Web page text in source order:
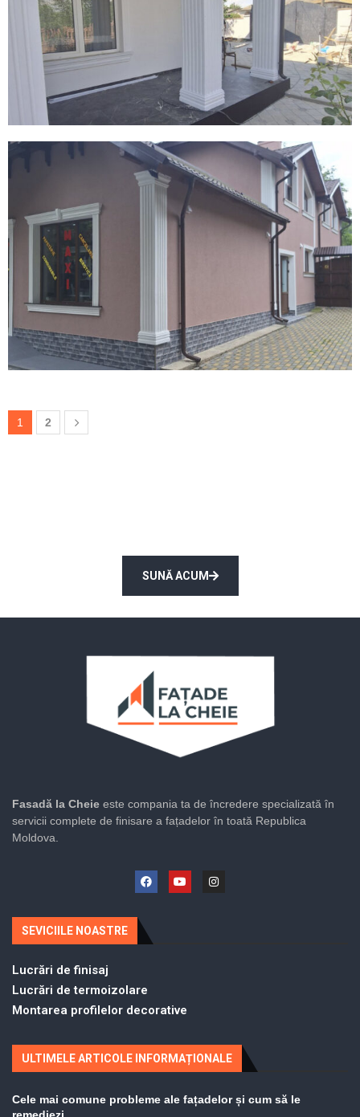
1 2
SUNĂ ACUM
Fasadă la Cheie este compania ta de încredere specializată în
servicii complete de finisare a fațadelor în toată Republica
Moldova.
SEVICIILE NOASTRE
Lucrări de finisaj
Lucrări de termoizolare
Montarea profilelor decorative
ULTIMELE ARTICOLE INFORMAȚIONALE
Cele mai comune probleme ale fațadelor și cum să le